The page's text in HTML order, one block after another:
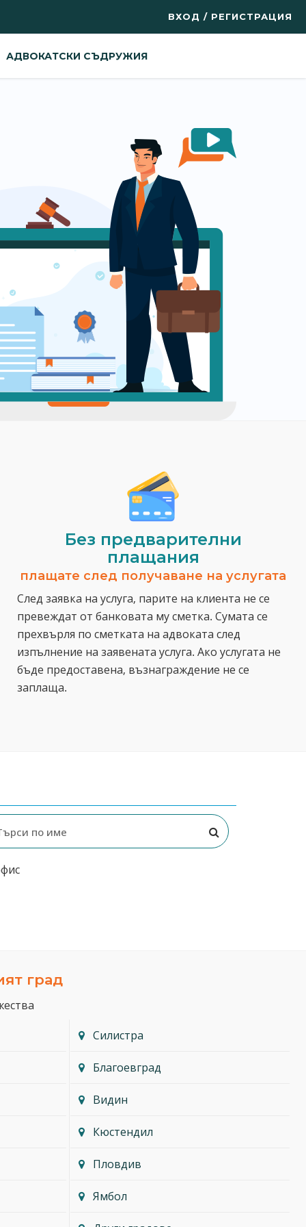
ВХОД / РЕГИСТРАЦИЯ
АДВОКАТСКИ СЪДРУЖИЯ
Без предварителни
плащания
плащате след получаване на услугата
След заявка на услуга, парите на клиента не се
превеждат от банковата му сметка. Сумата се
прехвърля по сметката на адвоката след
изпълнение на заявената услуга. Ако услугата не
бъде предоставена, възнаграждение не се
заплаща.
град
Силистра
Благоевград
Видин
Кюстендил
Пловдив
Ямбол